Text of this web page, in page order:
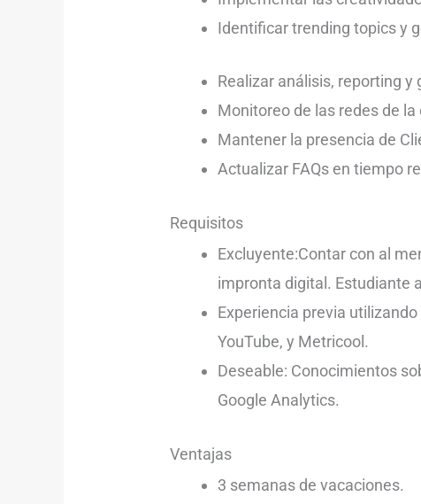
Identificar trending topics y
Realizar análisis, reporting
Monitoreo de las redes de
Mantener la presencia de
Actualizar FAQs en tiempo
Requisitos
Excluyente:Contar con al
impronta digital. Estudiante
Experiencia previa
YouTube, y Metricool.
Deseable: Conocimientos
Google Analytics.
Ventajas
3 semanas de vacaciones.